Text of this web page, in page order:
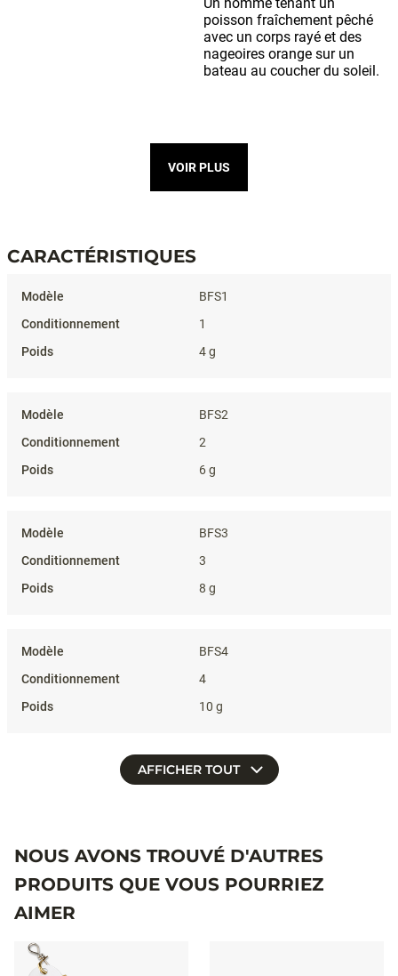
VOIR PLUS
CARACTÉRISTIQUES
BFS1
1
4 g
BFS2
2
6 g
BFS3
3
8 g
BFS4
4
10 g
AFFICHER TOUT
NOUS AVONS TROUVÉ D'AUTRES
PRODUITS QUE VOUS POURRIEZ
AIMER